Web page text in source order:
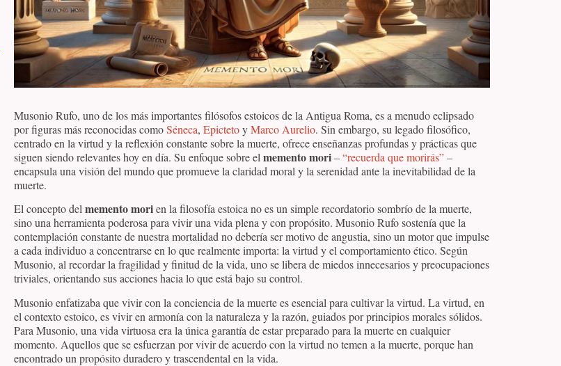
Musonio Rufo, uno de los más importantes filósofos estoicos de la Antigua Roma, es a menudo eclipsado
por figuras más reconocidas comoSéneca, EpictetoyMarco Aurelio. Sin embargo, su legado filosófico,
centrado en la virtud y la reflexión constante sobre la muerte, ofrece enseñanzas profundas y prácticas que
siguen siendo relevantes hoy en día. Su enfoque sobre el memento mori–“recuerda que morirás”–
encapsula una visión del mundo que promueve la claridad moral y la serenidad ante la inevitabilidad de la
muerte.
El concepto delmemento morien la filosofía estoica no es un simple recordatorio sombrío de la muerte,
sino una herramienta poderosa para vivir una vida plena y con propósito. Musonio Rufo sostenía que la
contemplación constante de nuestra mortalidad no debería ser motivo de angustia, sino un motor que impulse
a cada individuo a concentrarse en lo que realmente importa: la virtud y el comportamiento ético. Según
Musonio, al recordar la fragilidad y finitud de la vida, uno se libera de miedos innecesarios y preocupaciones
triviales, orientando sus acciones hacia lo que está bajo su control.
Musonio enfatizaba que vivir con la conciencia de la muerte es esencial para cultivar la virtud. La virtud, en
el contexto estoico, es vivir en armonía con la naturaleza y la razón, guiados por principios morales sólidos.
Para Musonio, una vida virtuosa era la única garantía de estar preparado para la muerte en cualquier
momento. Aquellos que se esfuerzan por vivir de acuerdo con la virtud no temen a la muerte, porque han
encontrado un propósito duradero y trascendental en la vida.